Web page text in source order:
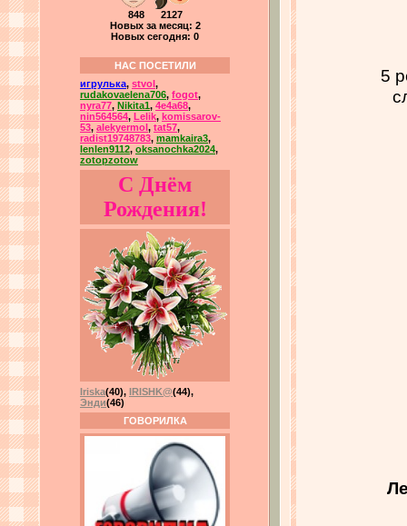
848 2127
Новых за месяц: 2
Новых сегодня: 0
НАС ПОСЕТИЛИ
игрулька, stvol ,
rudakovaelena706, fogot,
nyra77, Nikita1, 4e4a68,
nin564564, Lelik, komissarov-
53, alekyermol , tat57,
radist19748783, mamkaira3,
lenlen9112, oksanochka2024,
zotopzotow
С Днём
Рождения!
Iriska(40), IRISHK@(44),
Энди(46)
ГОВОРИЛКА
5